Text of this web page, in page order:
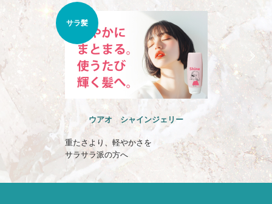
ウアオ シャインジェリー
さより、軽やかさを
サラ派の方へ
うねり
晴れの日も雨の
一日まとまる髪